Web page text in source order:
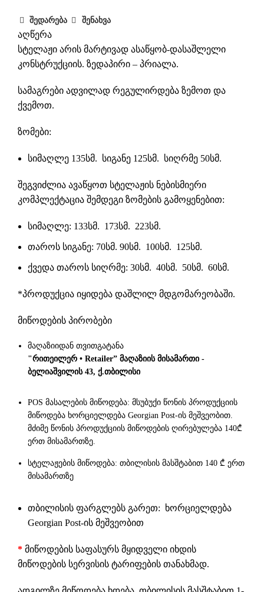
შედარება შენახვა
აღწერა
სტელაჟი არის მარტივად ასაწყობ-დასაშლელი
კონსტრუქციის. ზედაპირი – პრიალა.
სამაგრები ადვილად რეგულირდება ზემოთ და
ქვემოთ.
ზომები:
სიმაღლე 135სმ. სიგანე 125სმ. სიღრმე 50სმ.
შეგვიძლია ავაწყოთ სტელაჟის ნებისმიერი
კომპლექტაცია შემდეგი ზომების გამოყენებით:
სიმაღლე: 133სმ. 173სმ. 223სმ.
თაროს სიგანე: 70სმ. 90სმ. 100სმ. 125სმ.
ქვედა თაროს სიღრმე: 30სმ. 40სმ. 50სმ. 60სმ.
*პროდუქცია იყიდება დაშლილ მდგომარეობაში.
მიწოდების პირობები
მაღაზიიდან თვითგატანა
"რითეილერ • Retailer” მაღაზიის მისამართი -
ბელიაშვილის 43, ქ.თბილისი
POS მასალების მიწოდება: მსუბუქი წონის პროდუქციის
მიწოდება ხორციელდება Georgian Post-ის მეშვეობით.
მძიმე წონის პროდუქციის მიწოდების ღირებულება 140₾
ერთ მისამართზე.
სტელაჟების მიწოდება: თბილისის მასშტაბით 140 ₾ ერთ
მისამართზე
თბილისის ფარგლებს გარეთ: ხორციელდება
Georgian Post-ის მეშვეობით
* მიწოდების საფასურს მყიდველი იხდის
მიწოდების სერვისის ტარიფების თანახმად.